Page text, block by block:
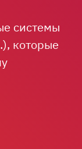
системы
), которые